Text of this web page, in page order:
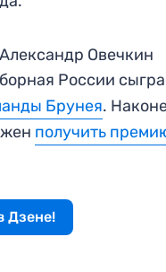
Овечкин
России
Брунея.
получить
Дзене!